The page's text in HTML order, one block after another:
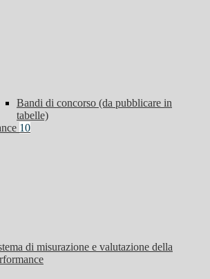
Bandi di concorso (da pubblicare in
tabelle)
10
di misurazione e valutazione della